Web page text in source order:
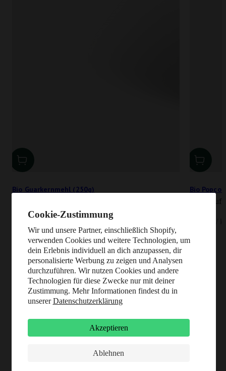
Cookie-Zustimmung
Wir und unsere Partner, einschließlich Shopify,
verwenden Cookies und weitere Technologien, um
dein Erlebnis individuell an dich anzupassen, dir
personalisierte Werbung zu zeigen und Analysen
durchzuführen. Wir nutzen Cookies und andere
Technologien für diese Zwecke nur mit deiner
Zustimmung. Mehr Informationen findest du in
unsererDatenschutzerklärung
Akzeptieren
Ablehnen
Bio Guarkernmehl (250g)
Angebot
6,95 €
Bio
Frisch